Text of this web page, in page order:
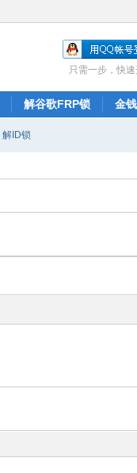
只需一步，快
解谷歌FRP锁 金
解ID锁